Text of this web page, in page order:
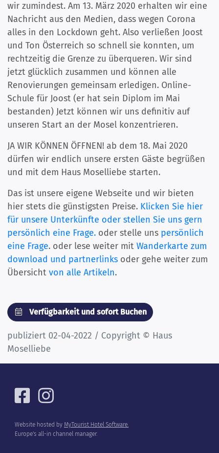
wir zumindest. Am 13. März 2020 erhalten wir eine
Nachricht aus den Medien, dass wegen Corona
alles in den Lockdown geht. Also verließen Joost
und Ton Österreich so schnell sie konnten, um
rechtzeitig die Grenze zu überqueren. Wir sind
jetzt glücklich zusammen und können alle
Renovierungen gemeinsam erledigen. Online-
Schule für Joost (er hat sein Diplom im Mai
bestanden) Jetzt können wir uns definitiv auf
unseren Start an der Mosel konzentrieren.
JA WIR KÖNNEN ÖFFNEN! ab dem 18. Mai 2020
dürfen wir endlich unsere ersten Gäste begrüßen
und mit dem Haus Moselliebe starten.
Das ist unsere eigene Webseite und wir bieten
hier stets die günstigsten Preise. Klicken Sie hier
für unsere Unterkünfte oder stellen Sie uns gern
persönlich eine Frage. oder stelle uns persönlich
eine Frage. oder lese weiter mit Wanderkarte zum
download und partnerlinks oder gehe weiter zum
Übersicht von alle Artikeln.
Verfügbarkeit und sofort Buchen
publiziert 02-04-2022 / Copyright © Haus
Moselliebe
Website hosted by MyTourist Hotel Software.
Europe's all-in channel manager.